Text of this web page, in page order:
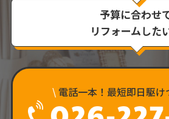
予算に合わせ
リフォームした
\ 電話一本！最短即日駆け